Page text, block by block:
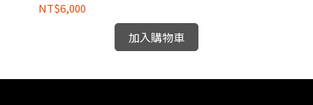
NT$6,000
加入購物車